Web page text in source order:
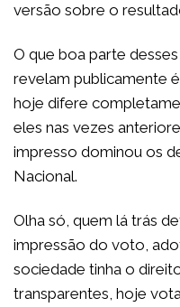
versão sobre o
O que boa parte
revelam publicamente
hoje difere
eles nas vezes
impresso dominou os
Nacional.
Olha só, quem lá trás
impressão do voto,
sociedade tinha o
transparentes, hoje